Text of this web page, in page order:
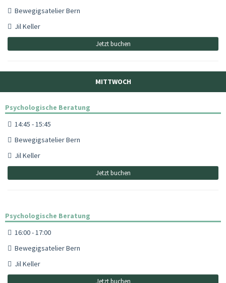
Bewegigsatelier Bern
Jil Keller
Jetzt buchen
MITTWOCH
Psychologische Beratung
14:45 - 15:45
Bewegigsatelier Bern
Jil Keller
Jetzt buchen
Psychologische Beratung
16:00 - 17:00
Bewegigsatelier Bern
Jil Keller
Jetzt buchen